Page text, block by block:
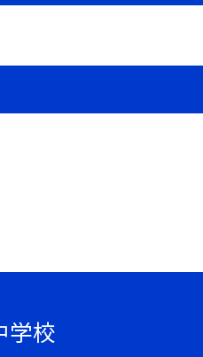
学校